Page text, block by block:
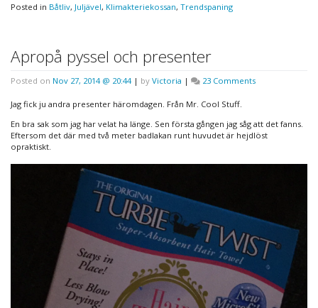
Posted in Båtliv, Juljävel, Klimakteriekossan, Trendspaning
Apropå pyssel och presenter
Posted on Nov 27, 2014 @ 20:44| by Victoria | 23 Commentson
presenter
Jag fick ju andra presenter häromdagen. Från Mr. Cool Stuff.
En bra sak som jag har velat ha länge. Sen första gången jag såg att det fanns.
Eftersom det där med två meter badlakan runt huvudet är hejdlöst
opraktiskt.